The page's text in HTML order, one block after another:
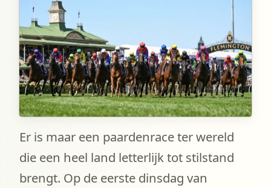
Er is maar een paardenrace ter wereld
die een heel land letterlijk tot stilstand
brengt. Op de eerste dinsdag van